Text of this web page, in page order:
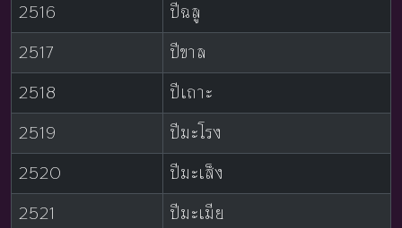
2516
ปีฉลู
2517
ปีขาล
2518
ปีเถาะ
2519
ปีมะโรง
2520
ปีมะเส็ง
2521
ปีมะเมีย